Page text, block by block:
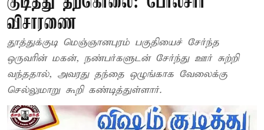
விசாரணை
தூத்துக்குடி மெஞ்ஞானபுரம் பகுதியைச் சேர்ந்த
ஒருவரின் மகன், நண்பர்களுடன் சேர்ந்து ஊர் சுற்றி
வந்ததால், அவரது தந்தை ஒழுங்காக வேலைக்கு
செல்லுமாறு கூறி கண்டித்துள்ளார்.